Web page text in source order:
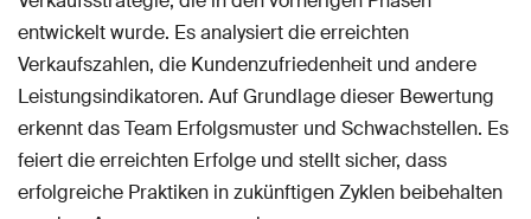
entwickelt wurde. Es analysiert die erreichten
Verkaufszahlen, die Kundenzufriedenheit und andere
Leistungsindikatoren. Auf Grundlage dieser Bewertung
erkennt das Team Erfolgsmuster und Schwachstellen. Es
feiert die erreichten Erfolge und stellt sicher, dass
erfolgreiche Praktiken in zukünftigen Zyklen beibehalten